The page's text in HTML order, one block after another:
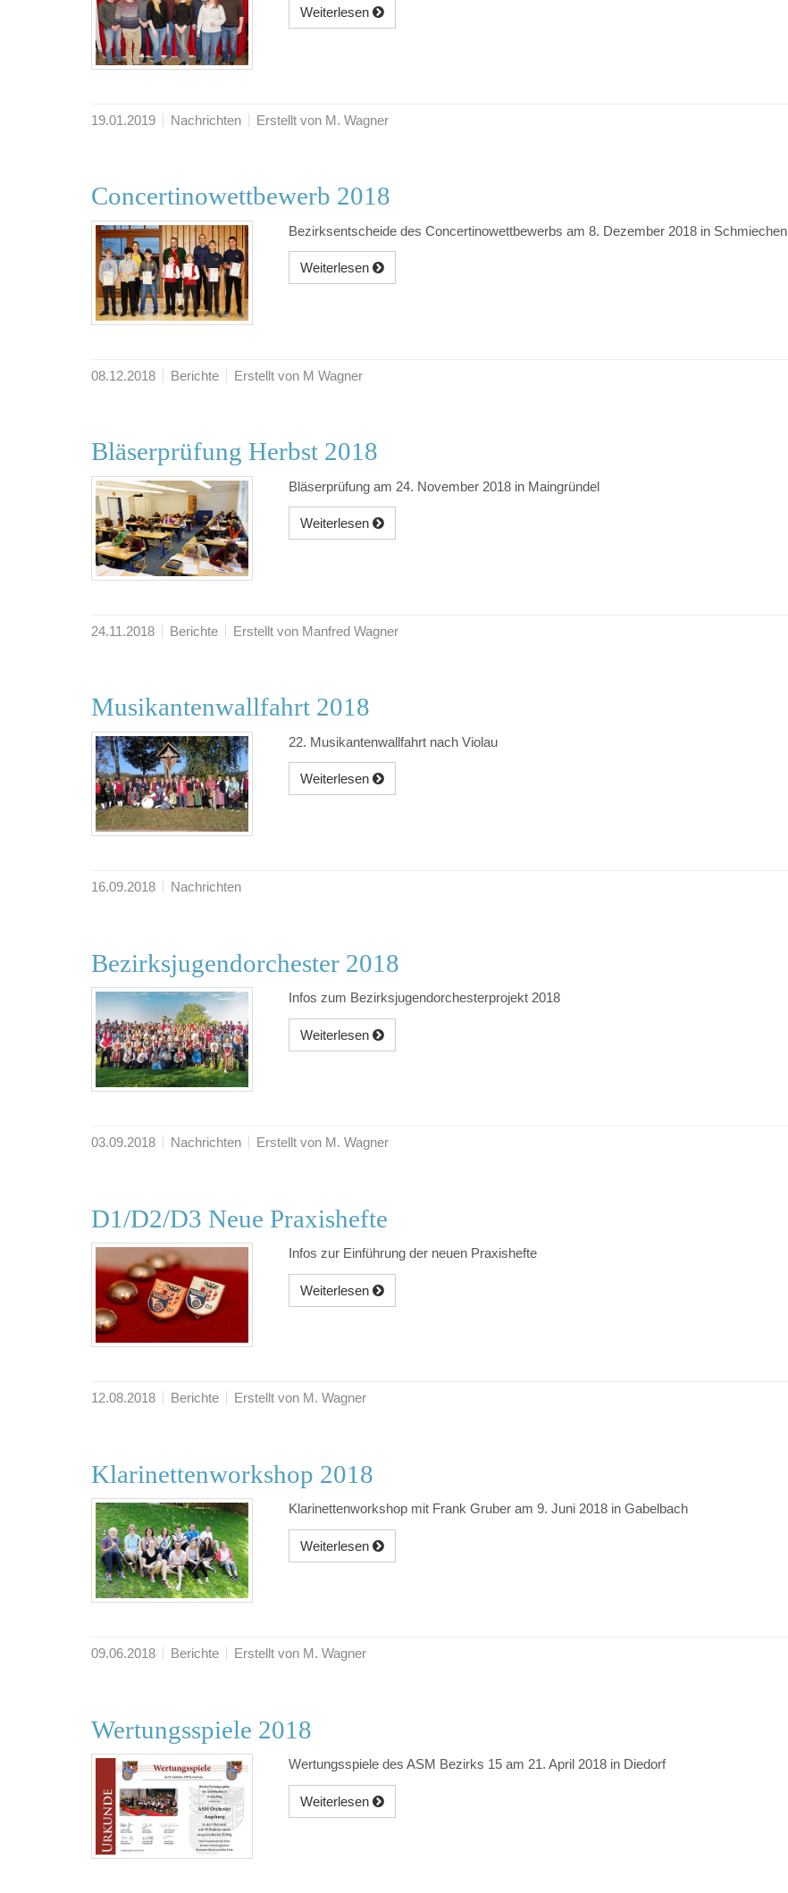
Weiterlesen
19.01.2019 Nachrichten Erstellt von M. Wagner
Concertinowettbewerb 2018
Bezirksentscheide des Concertinowettbewerbs am 8. Dezember 2018 in Schmiechen
Weiterlesen
08.12.2018 Berichte Erstellt von M Wagner
Bläserprüfung Herbst 2018
Bläserprüfung am 24. November 2018 in Maingründel
Weiterlesen
24.11.2018 Berichte Erstellt von Manfred Wagner
Musikantenwallfahrt 2018
22. Musikantenwallfahrt nach Violau
Weiterlesen
16.09.2018 Nachrichten
Bezirksjugendorchester 2018
Infos zum Bezirksjugendorchesterprojekt 2018
Weiterlesen
03.09.2018 Nachrichten Erstellt von M. Wagner
D1/D2/D3 Neue Praxishefte
Infos zur Einführung der neuen Praxishefte
Weiterlesen
12.08.2018 Berichte Erstellt von M. Wagner
Klarinettenworkshop 2018
Klarinettenworkshop mit Frank Gruber am 9. Juni 2018 in Gabelbach
Weiterlesen
09.06.2018 Berichte Erstellt von M. Wagner
Wertungsspiele 2018
Wertungsspiele des ASM Bezirks 15 am 21. April 2018 in Diedorf
Weiterlesen